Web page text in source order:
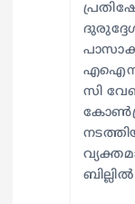
സി